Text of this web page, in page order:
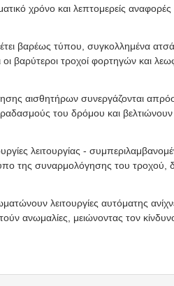
χρόνο και λεπτομερείς
βαρέως τύπου, συγκολλημένα
βαρύτεροι τροχοί φορτηγών και
αισθητήρων συνεργάζονται
του δρόμου και
λειτουργίας -
της συναρμολόγησης του τροχού,
λειτουργίες αυτόματης
ανωμαλίες, μειώνοντας τον